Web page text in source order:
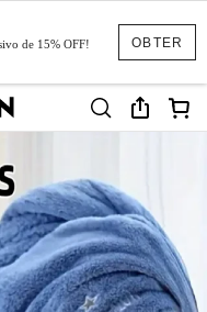
OBTER
de 15% OFF!